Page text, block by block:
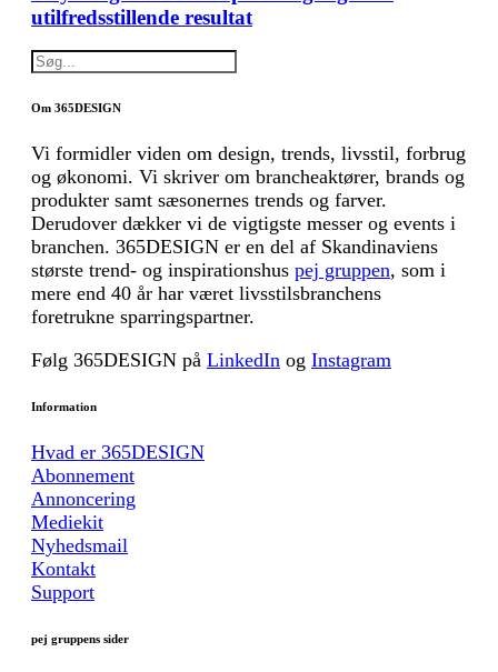
utilfredsstillende resultat
Om 365DESIGN
Vi formidler viden om design, trends, livsstil, forbrug
og økonomi. Vi skriver om brancheaktører, brands og
produkter samt sæsonernes trends og farver.
Derudover dækker vi de vigtigste messer og events i
branchen. 365DESIGN er en del af Skandinaviens
største trend- og inspirationshus pej gruppen, som i
mere end 40 år har været livsstilsbranchens
foretrukne sparringspartner.
Følg 365DESIGN på LinkedIn og Instagram
Information
Hvad er 365DESIGN
Abonnement
Annoncering
Mediekit
Nyhedsmail
Kontakt
Support
pej gruppens sider